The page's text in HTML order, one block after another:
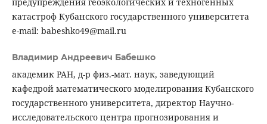
катастроф Кубанского государственного университета
e-mail: babeshko49@mail.ru
Владимир Андреевич Бабешко
академик РАН, д-р физ.-мат. наук, заведующий
кафедрой математического моделирования Кубанского
государственного университета, директор Научно-
исследовательского центра прогнозирования и